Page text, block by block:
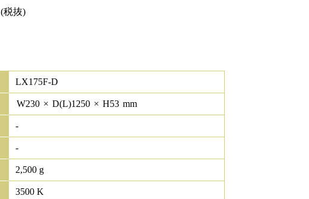
(税抜)
LX175F-D
W230 × D(L)1250 × H53 mm
-
-
2,500 g
3500 K